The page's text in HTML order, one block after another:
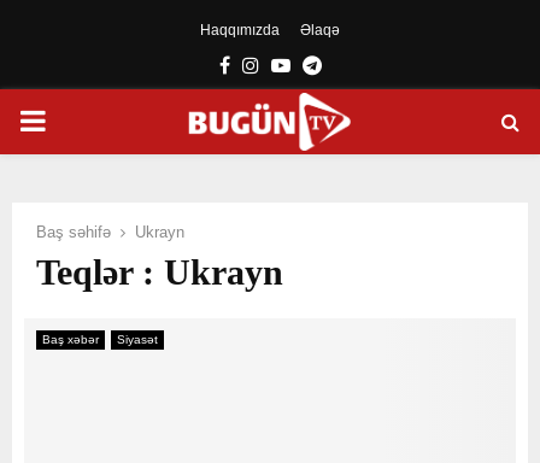
Haqqımızda Əlaqə
Facebook
Instagram
YoutubeTelegram
PRIMARY
Baş səhifə Ukrayn
Teqlər : Ukrayn
Baş xəbər Siyasət